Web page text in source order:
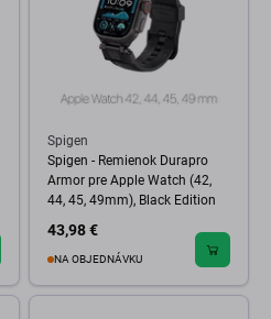
Spigen
Spigen - Remienok Durapro
Armor pre Apple Watch (42,
44, 45, 49mm), Black Edition
43,98 €
NA OBJEDNÁVKU